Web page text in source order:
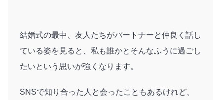
結婚式の最中、友人たちがパートナーと仲良く話し
ている姿を見ると、私も誰かとそんなふうに過ごし
たいという思いが強くなります。
SNSで知り合った人と会ったこともあるけれど、